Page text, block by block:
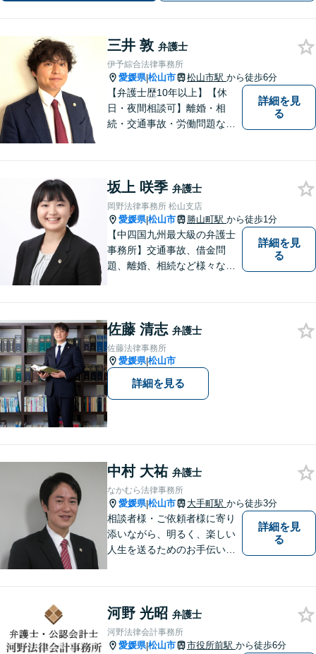
す。迅速に対応します。
三井 敦 弁護士
伊予綜合法律事務所
愛媛県|松山市 松山市駅 から徒歩6分
【弁護士歴10年以上】【休
日・夜間相談可】離婚・相
続・交通事故・労働問題など
指します【オンライン相談
可】【松山市駅徒歩8分】
詳細を見
る
坂上 咲季 弁護士
岡野法律事務所 松山支店
愛媛県|松山市 勝山町駅 から徒歩1分
【中四国九州最大級の弁護士
事務所】交通事故、借金問
題、離婚、相続など様々な問
い！
詳細を見
る
佐藤 清志 弁護士
佐藤法律事務所
愛媛県|松山市
詳細を見る
中村 大祐 弁護士
なかむら法律事務所
愛媛県|松山市 大手町駅 から徒歩3分
相談者様・ご依頼者様に寄り
添いながら、明るく、楽しい
人生を送るためのお手伝いを
詳細を見
る
河野 光昭 弁護士
河野法律会計事務所
愛媛県|松山市 市役所前駅 から徒歩6分